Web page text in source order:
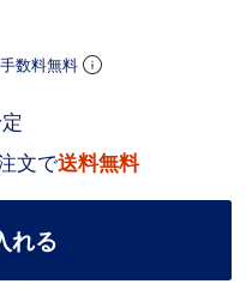
数料無料
文で送料無料
れる